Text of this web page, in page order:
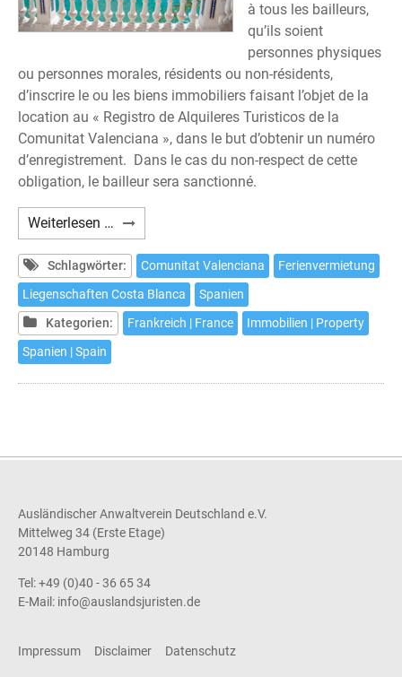
à tous les bailleurs,
qu’ils soient
personnes physiques
ou personnes morales, résidents ou non-résidents,
d’inscrire le ou les biens immobiliers faisant l’objet de la
location au « Registro de Alquileres Turisticos de la
Comunitat Valenciana », dans le but d’obtenir un numéro
d’enregistrement. Dans le cas du non-respect de cette
obligation, le bailleur sera sanctionné.
Weiterlesen … Avez-
vous
prévu
de
louer
à
plusieurs
biens
immeubles
la
Costa
Schlagwörter: Comunitat Valenciana
Ferienvermietung
Liegenschaften Costa Blanca
Spanien
Kategorien:
Frankreich | France
Immobilien | Property
Spanien | Spain
Ausländischer Anwaltverein Deutschland e.V.
Mittelweg 34 (Erste Etage)
20148 Hamburg
Tel: +49 (0)40 - 36 65 34
E-Mail: info@auslandsjuristen.de
Impressum Disclaimer Datenschutz